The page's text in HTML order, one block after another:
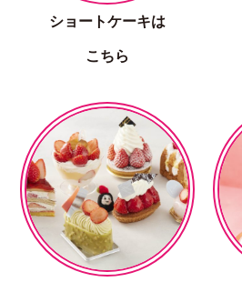
ショートケーキは
こちら